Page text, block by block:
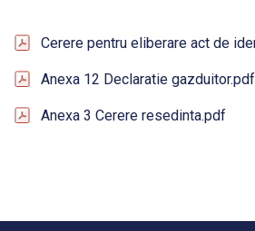
Cerere pentru eliberare act de
Anexa 12 Declaratie gazduitor.pdf
Anexa 3 Cerere resedinta.pdf